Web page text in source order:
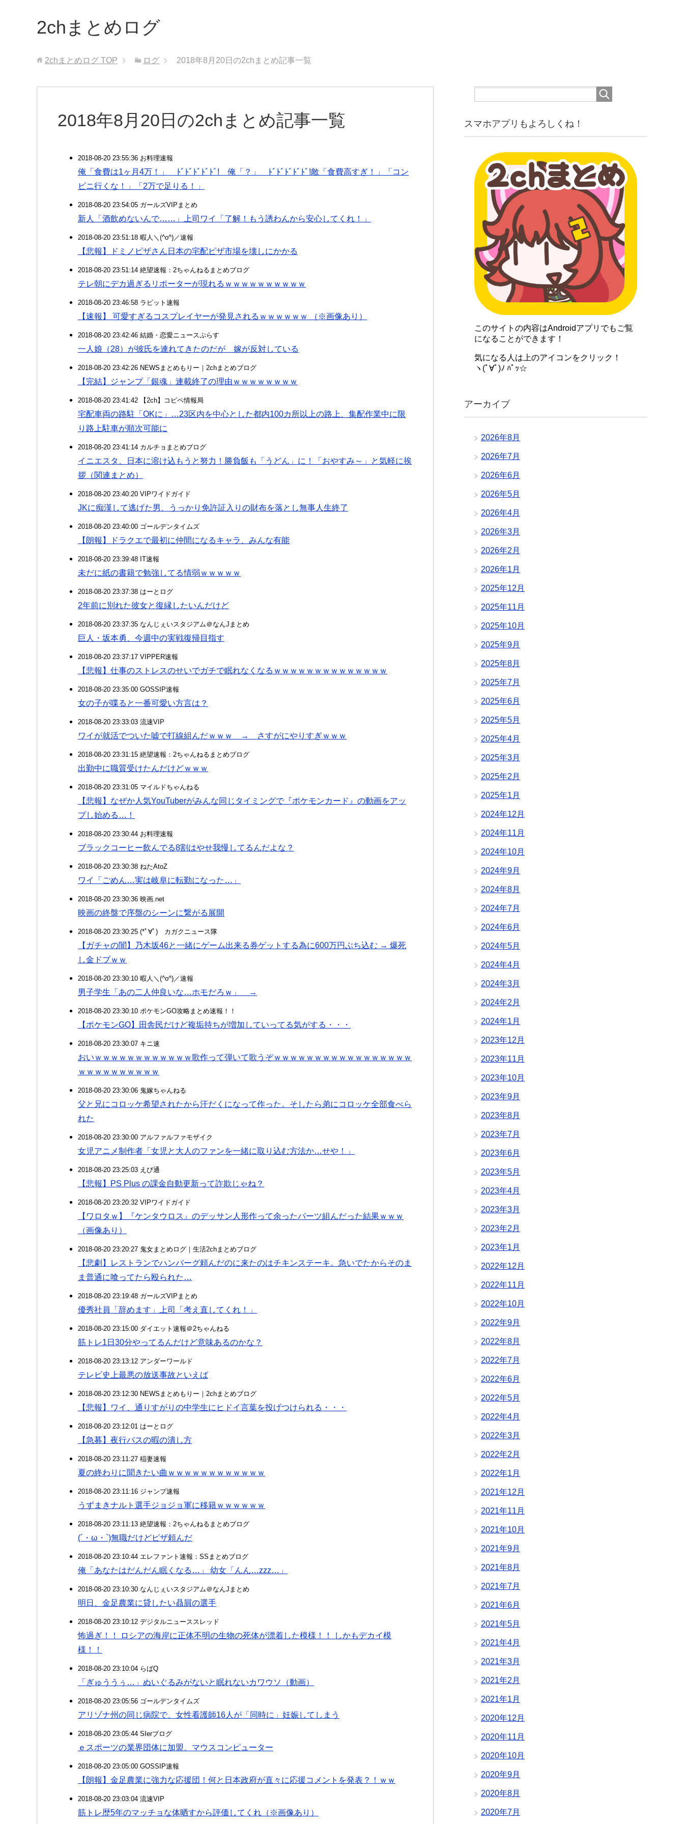
2chまとめログ
2chまとめログ TOP ログ 2018年8月20日の2chまとめ記事一覧
2018年8月20日の2chまとめ記事一覧
2018-08-20 23:55:36 お料理速報
俺「食費は1ヶ月4万！」 ﾄﾞﾄﾞﾄﾞﾄﾞﾄﾞ! 俺「？」 ﾄﾞﾄﾞﾄﾞﾄﾞﾄﾞ!敵「食費高すぎ！」「コン
ビニ行くな！」「2万で足りる！」
2018-08-20 23:54:05 ガールズVIPまとめ
新人「酒飲めないんで……」上司ワイ「了解！もう誘わんから安心してくれ！」
2018-08-20 23:51:18 暇人＼(^o^)／速報
【悲報】ドミノピザさん日本の宅配ピザ市場を壊しにかかる
2018-08-20 23:51:14 絶望速報：2ちゃんねるまとめブログ
テレ朝にデカ過ぎるリポーターが現れるｗｗｗｗｗｗｗｗｗｗ
2018-08-20 23:46:58 ラビット速報
【速報】 可愛すぎるコスプレイヤーが発見されるｗｗｗｗｗｗ （※画像あり）
2018-08-20 23:42:46 結婚・恋愛ニュースぷらす
一人娘（28）が彼氏を連れてきたのだが 嫁が反対している
2018-08-20 23:42:26 NEWSまとめもりー｜2chまとめブログ
【完結】ジャンプ「銀魂」連載終了の理由ｗｗｗｗｗｗｗｗ
2018-08-20 23:41:42 【2ch】コピペ情報局
宅配車両の路駐「OKに」…23区内を中心とした都内100カ所以上の路上、集配作業中に限
り路上駐車が順次可能に
2018-08-20 23:41:14 カルチョまとめブログ
イニエスタ、日本に溶け込もうと努力！勝負飯も「うどん」に！「おやすみ～」と気軽に挨
拶（関連まとめ）
2018-08-20 23:40:20 VIPワイドガイド
JKに痴漢して逃げた男、うっかり免許証入りの財布を落とし無事人生終了
2018-08-20 23:40:00 ゴールデンタイムズ
【朗報】ドラクエで最初に仲間になるキャラ、みんな有能
2018-08-20 23:39:48 IT速報
未だに紙の書籍で勉強してる情弱ｗｗｗｗｗ
2018-08-20 23:37:38 はーとログ
2年前に別れた彼女と復縁したいんだけど
2018-08-20 23:37:35 なんじぇいスタジアム＠なんJまとめ
巨人・坂本勇、今週中の実戦復帰目指す
2018-08-20 23:37:17 VIPPER速報
【悲報】仕事のストレスのせいでガチで眠れなくなるｗｗｗｗｗｗｗｗｗｗｗｗｗｗ
2018-08-20 23:35:00 GOSSIP速報
女の子が喋ると一番可愛い方言は？
2018-08-20 23:33:03 流速VIP
ワイが就活でついた嘘で打線組んだｗｗｗ → さすがにやりすぎｗｗｗ
2018-08-20 23:31:15 絶望速報：2ちゃんねるまとめブログ
出勤中に職質受けたんだけどｗｗｗ
2018-08-20 23:31:05 マイルドちゃんねる
【悲報】なぜか人気YouTuberがみんな同じタイミングで『ポケモンカード』の動画をアッ
プし始める…！
2018-08-20 23:30:44 お料理速報
ブラックコーヒー飲んでる8割はやせ我慢してるんだよな？
2018-08-20 23:30:38 ねたAtoZ
ワイ「ごめん…実は岐阜に転勤になった…」
2018-08-20 23:30:36 映画.net
映画の終盤で序盤のシーンに繋がる展開
2018-08-20 23:30:25 (*ﾟ∀ﾟ)ゞカガクニュース隊
【ガチャの闇】乃木坂46と一緒にゲーム出来る券ゲットする為に600万円ぶち込む → 爆死
し金ドブｗｗ
2018-08-20 23:30:10 暇人＼(^o^)／速報
男子学生「あの二人仲良いな…ホモだろｗ」 →
2018-08-20 23:30:10 ポケモンGO攻略まとめ速報！！
【ポケモンGO】田舎民だけど複垢持ちが増加していってる気がする・・・
2018-08-20 23:30:07 キニ速
おいｗｗｗｗｗｗｗｗｗｗｗｗ歌作って弾いて歌うぞｗｗｗｗｗｗｗｗｗｗｗｗｗｗｗｗｗ
ｗｗｗｗｗｗｗｗｗｗ
2018-08-20 23:30:06 鬼嫁ちゃんねる
父と兄にコロッケ希望されたから汗だくになって作った。そしたら弟にコロッケ全部食べら
れた
2018-08-20 23:30:00 アルファルファモザイク
女児アニメ制作者「女児と大人のファンを一緒に取り込む方法か…せや！」
2018-08-20 23:25:03 えび通
【悲報】PS Plus の課金自動更新って詐欺じゃね？
2018-08-20 23:20:32 VIPワイドガイド
【ワロタｗ】『ケンタウロス』のデッサン人形作って余ったパーツ組んだった結果ｗｗｗ
（画像あり）
2018-08-20 23:20:27 鬼女まとめログ｜生活2chまとめブログ
【悲劇】レストランでハンバーグ頼んだのに来たのはチキンステーキ。急いでたからそのま
ま普通に喰ってたら殴られた…
2018-08-20 23:19:48 ガールズVIPまとめ
優秀社員「辞めます」上司「考え直してくれ！」
2018-08-20 23:15:00 ダイエット速報＠2ちゃんねる
筋トレ1日30分やってるんだけど意味あるのかな？
2018-08-20 23:13:12 アンダーワールド
テレビ史上最悪の放送事故といえば
2018-08-20 23:12:30 NEWSまとめもりー｜2chまとめブログ
【悲報】ワイ、通りすがりの中学生にヒドイ言葉を投げつけられる・・・
2018-08-20 23:12:01 はーとログ
【急募】夜行バスの暇の潰し方
2018-08-20 23:11:27 稲妻速報
夏の終わりに聞きたい曲ｗｗｗｗｗｗｗｗｗｗｗｗ
2018-08-20 23:11:16 ジャンプ速報
うずまきナルト選手ジョジョ軍に移籍ｗｗｗｗｗｗ
2018-08-20 23:11:13 絶望速報：2ちゃんねるまとめブログ
(´・ω・`)無職だけどピザ頼んだ
2018-08-20 23:10:44 エレファント速報：SSまとめブログ
俺「あなたはだんだん眠くなる…」 幼女「んん…zzz…」
2018-08-20 23:10:30 なんじぇいスタジアム＠なんJまとめ
明日、金足農業に貸したい贔屓の選手
2018-08-20 23:10:12 デジタルニューススレッド
怖過ぎ！！ ロシアの海岸に正体不明の生物の死体が漂着した模様！！ しかもデカイ模
様！！
2018-08-20 23:10:04 らばQ
「ぎゅううぅ…」ぬいぐるみがないと眠れないカワウソ（動画）
2018-08-20 23:05:56 ゴールデンタイムズ
アリゾナ州の同じ病院で、女性看護師16人が「同時に」妊娠してしまう
2018-08-20 23:05:44 SIerブログ
ｅスポーツの業界団体に加盟、マウスコンピューター
2018-08-20 23:05:00 GOSSIP速報
【朗報】金足農業に強力な応援団！何と日本政府が直々に応援コメントを発表？！ｗｗ
2018-08-20 23:03:04 流速VIP
筋トレ歴5年のマッチョな体晒すから評価してくれ（※画像あり）
スマホアプリもよろしくね！
このサイトの内容はAndroidアプリでもご覧
になることができます！
気になる人は上のアイコンをクリック！
ヽ(ﾟ∀ﾟ)ﾉ ﾊﾟｯ☆
アーカイブ
2026年8月
2026年7月
2026年6月
2026年5月
2026年4月
2026年3月
2026年2月
2026年1月
2025年12月
2025年11月
2025年10月
2025年9月
2025年8月
2025年7月
2025年6月
2025年5月
2025年4月
2025年3月
2025年2月
2025年1月
2024年12月
2024年11月
2024年10月
2024年9月
2024年8月
2024年7月
2024年6月
2024年5月
2024年4月
2024年3月
2024年2月
2024年1月
2023年12月
2023年11月
2023年10月
2023年9月
2023年8月
2023年7月
2023年6月
2023年5月
2023年4月
2023年3月
2023年2月
2023年1月
2022年12月
2022年11月
2022年10月
2022年9月
2022年8月
2022年7月
2022年6月
2022年5月
2022年4月
2022年3月
2022年2月
2022年1月
2021年12月
2021年11月
2021年10月
2021年9月
2021年8月
2021年7月
2021年6月
2021年5月
2021年4月
2021年3月
2021年2月
2021年1月
2020年12月
2020年11月
2020年10月
2020年9月
2020年8月
2020年7月